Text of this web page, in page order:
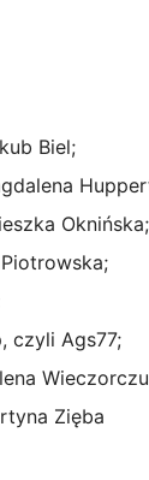
Biel;
Oknińska;
czyli Ags77;
Zięba